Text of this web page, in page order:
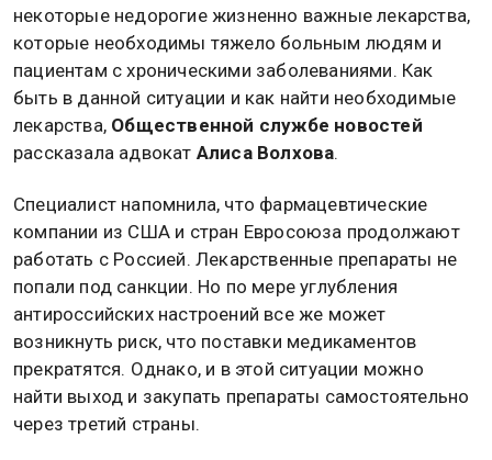
некоторые недорогие жизненно важные лекарства,
которые необходимы тяжело больным людям и
пациентам с хроническими заболеваниями. Как
быть в данной ситуации и как найти необходимые
лекарства, Общественной службе новостей
рассказала адвокат Алиса Волхова.
Специалист напомнила, что фармацевтические
компании из США и стран Евросоюза продолжают
работать с Россией. Лекарственные препараты не
попали под санкции. Но по мере углубления
антироссийских настроений все же может
возникнуть риск, что поставки медикаментов
прекратятся. Однако, и в этой ситуации можно
найти выход и закупать препараты самостоятельно
через третий страны.